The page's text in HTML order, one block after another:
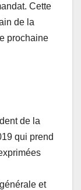
Cette
de la
prochaine
de la
qui prend
et